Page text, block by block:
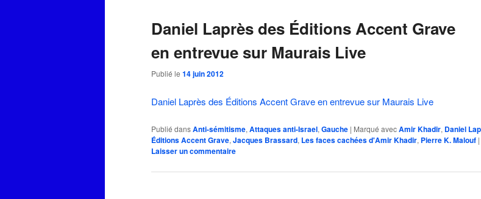
Daniel Laprès des Éditions Accent Grave
en entrevue sur Maurais Live
Publié le 14 juin 2012
Daniel Laprès des Éditions Accent Grave en entrevue sur Maurais Live
Publié dansAnti-sémitisme, Attaques anti-Israel, Gauche | Marqué avecAmir Khadir, Daniel
Éditions Accent Grave, Jacques Brassard, Les faces cachées d'Amir Khadir, Pierre K. Malouf |
Laisser un commentaire